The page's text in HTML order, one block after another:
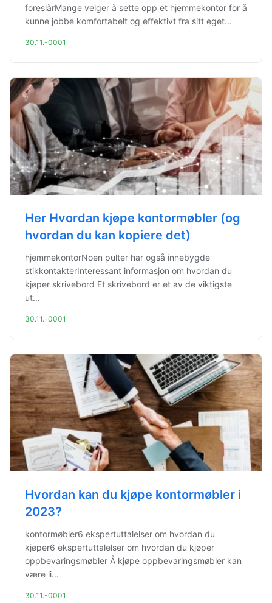
foreslårMange velger å sette opp et hjemmekontor for å
kunne jobbe komfortabelt og effektivt fra sitt eget...
30.11.-0001
Her Hvordan kjøpe kontormøbler (og
hvordan du kan kopiere det)
hjemmekontorNoen pulter har også innebygde
stikkontakterInteressant informasjon om hvordan du
kjøper skrivebord Et skrivebord er et av de viktigste
ut...
30.11.-0001
Hvordan kan du kjøpe kontormøbler i
2023?
kontormøbler6 ekspertuttalelser om hvordan du
kjøper6 ekspertuttalelser om hvordan du kjøper
oppbevaringsmøbler Å kjøpe oppbevaringsmøbler kan
være li...
30.11.-0001